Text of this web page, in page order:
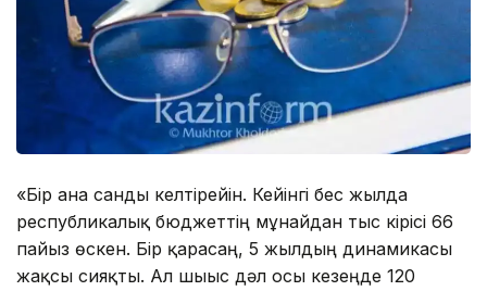
«Бір ғана санды келтірейін. Кейінгі бес жылда
республикалық бюджеттің мұнайдан тыс кірісі 66
пайыз өскен. Бір қарасаң, 5 жылдың динамикасы
жақсы сияқты. Ал шығыс дәл осы кезеңде 120